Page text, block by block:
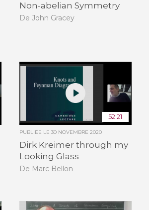
Non-abelian Symmetry
De John Gracey
52:21
PUBLIÉE LE 30 NOVEMBRE 2020
Dirk Kreimer through my
Looking Glass
De Marc Bellon